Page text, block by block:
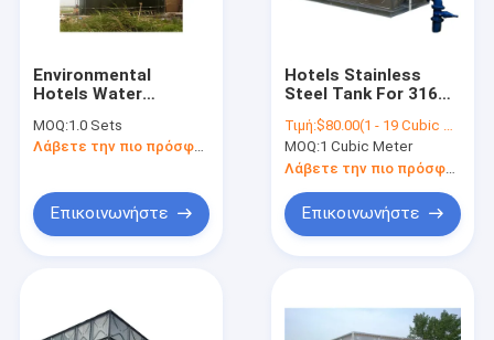
Environmental
Hotels Water
Assembled Enameled
Pressed Steel Tank
MOQ:1.0 Sets
Λάβετε την πιο πρόσφατη τιμή
Επικοινωνήστε
Hotels Stainless
Steel Tank For 316
Gallon Water SS 304
Pressed Steel
Sectional Water Tank
Thailand
Τιμή:$80.00(1 - 19 Cubic Meters) $70.00(>=20 Cubic Meters)
MOQ:1 Cubic Meter
Επικοινωνήστε